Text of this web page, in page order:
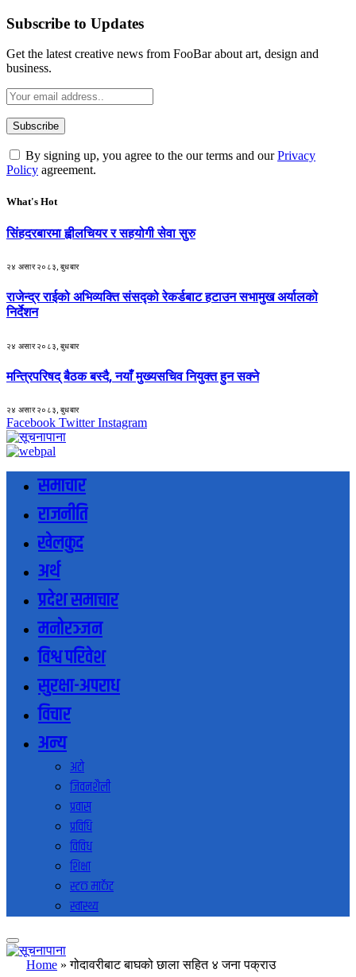
Subscribe to Updates
Get the latest creative news from FooBar about art, design and
business.
By signing up, you agree to the our terms and ourPrivacy
Policy agreement.
What's Hot
सिंहदरबारमा ह्वीलचियर र सहयोगी सेवा सुरु
२४ असार २०८३, बुधबार
राजेन्द्र राईको अभिव्यक्ति संसद्को रेकर्डबाट हटाउन सभामुख अर्यालको
निर्देशन
२४ असार २०८३, बुधबार
मन्त्रिपरिषद् बैठक बस्दै, नयाँ मुख्यसचिव नियुक्त हुन सक्ने
२४ असार २०८३, बुधबार
Facebook Twitter Instagram
समाचार
राजनीति
खेलकुद
अर्थ
प्रदेश समाचार
मनोरञ्जन
विश्व परिवेश
सुरक्षा-अपराध
विचार
अन्य
अटो
जिवनशैली
प्रवास
प्रविधि
विविध
शिक्षा
स्टक मार्केट
स्वास्थ्य
Home »गोदावरीबाट बाघको छाला सहित ४ जना पक्राउ